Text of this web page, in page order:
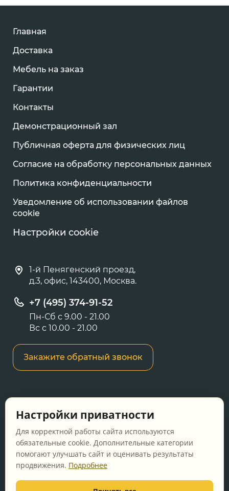
Главная
Доставка
Мебель на заказ
Гарантии
Контакты
Демонстрационный зал
Публичная оферта для физических лиц
Согласие на обработку персональных данных
Политика конфиденциальности
Уведомление об использовании файлов
cookie
Настройки cookie
1-й Пенягенский проезд,
д.3, офис, 143400, Москва.
+7 (495) 374-91-52
Пн-Сб с 9.00 - 21.00
Вс с 10.00 - 21.00
Закажите обратный звонок
сайте носит информационный характер и не
является публичной офертой, определяемой
положениями Статьи 437 ГК РФ.
Перед оформлением заказа уточняйте
актуальную цену у менеджера по телефону.
Настройки приватности
Для корректной работы сайта используются
обязательные cookie. Дополнительные категории
помогают улучшать сайт и оценивать результаты
продвижения. Подробнее